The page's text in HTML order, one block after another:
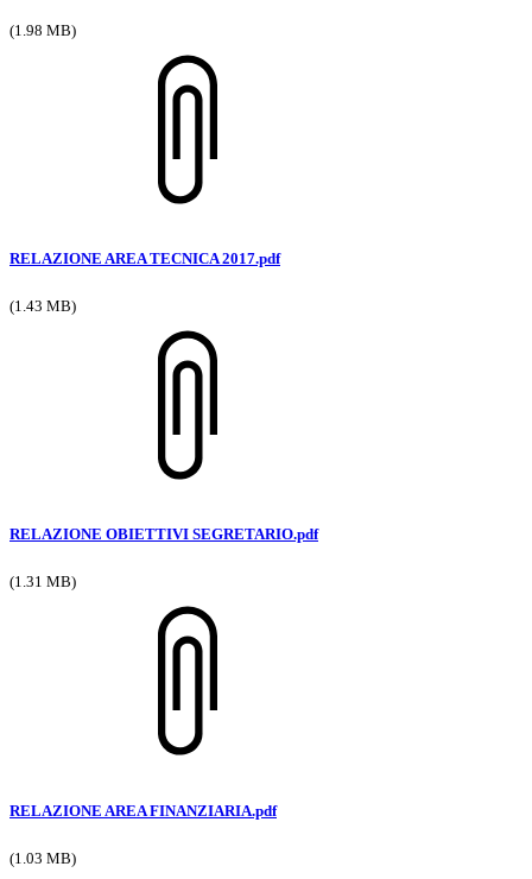
(1.98 MB)
RELAZIONE AREA TECNICA 2017.pdf
(1.43 MB)
RELAZIONE OBIETTIVI SEGRETARIO.pdf
(1.31 MB)
RELAZIONE AREA FINANZIARIA.pdf
(1.03 MB)